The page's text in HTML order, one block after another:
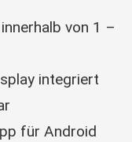
von 1 –
integriert
für Android